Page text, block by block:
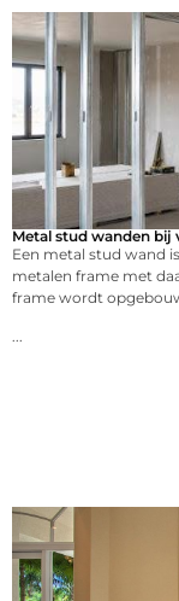
Metal stud wanden
Een metal stud wand
metalen frame met
frame wordt
...